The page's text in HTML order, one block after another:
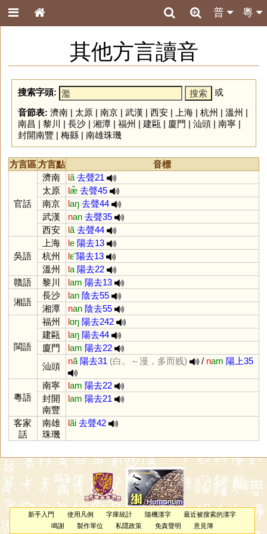
粵
普
其他方言讀音
搜索字頭:
或
音節表: 濟南| 太原| 南京| 武漢 | 西安| 上海| 杭州 | 溫州 |
南昌 | 黎川 | 長沙| 湘潭| 福州 | 建甌 | 廈門 | 汕頭| 南寧|
封開南豐 | 梅縣| 南雄珠璣
方言區方言點 音標
官話
濟南 lã 去聲21
太原
læ̃ 去聲45
南京
laŋ 去聲44
武漢
nan 去聲35
西安
lã 去聲44
吳語
上海 le 陽去13
杭州
lᴇ̃ 陽去13
溫州
la 陽去22
贛語
黎川 lam 陽去13
湘語
長沙 lan 陰去55
湘潭
nan 陰去55
閩語
福州 lɑŋ 陽去242
建甌
laŋ 陽去44
廈門
lam 陽去22
汕頭
nã 陽去31 (白。～漫，多而贱) / nam 陽上35
粵語
南寧 lam 陽去22
封開
南豐
lam 陽去21
客家
話
南雄
珠璣
lãi 去聲42
新手入門 使用凡例 字庫統計 隨機漢字
最近被搜索的漢字
鳴謝
製作單位 私隱政策 免責聲明 意見簿